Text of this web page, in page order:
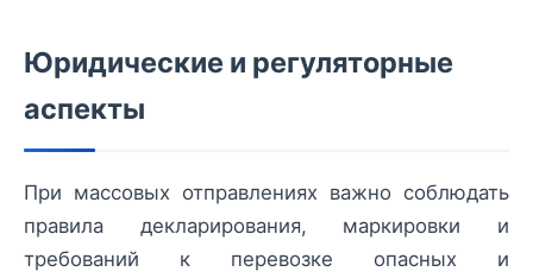
Юридические и регуляторные
аспекты
При массовых отправлениях важно соблюдать
правила декларирования, маркировки и
требований к перевозке опасных и